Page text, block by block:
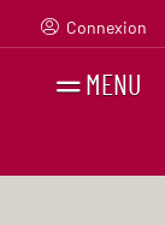
Connexion
MENU